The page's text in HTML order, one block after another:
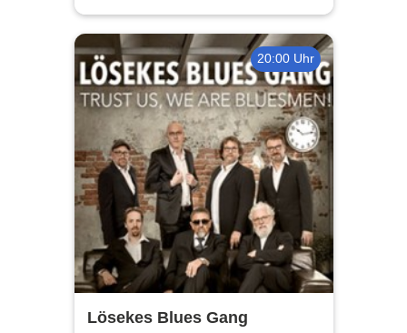
20:00 Uhr
Lösekes Blues Gang